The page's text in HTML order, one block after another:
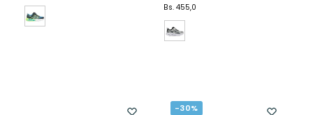
Bs.455,0
-30%